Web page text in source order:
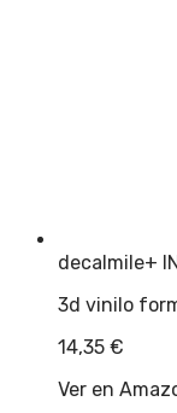
decalmile+
3d vinilo
14,35 €
Ver en